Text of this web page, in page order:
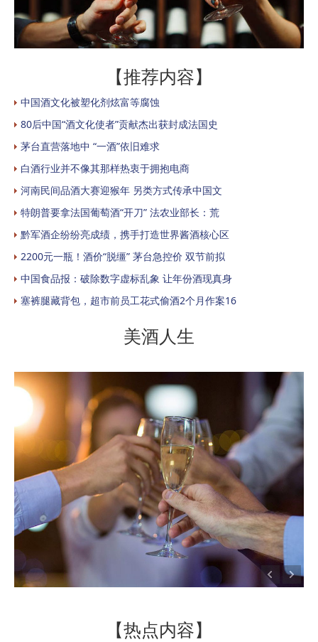
【推荐内容】
中国酒文化被塑化剂炫富等腐蚀
80后中国“酒文化使者”贡献杰出获封成法国史
茅台直营落地中 “一酒”依旧难求
白酒行业并不像其那样热衷于拥抱电商
河南民间品酒大赛迎猴年 另类方式传承中国文
特朗普要拿法国葡萄酒“开刀” 法农业部长：荒
黔军酒企纷纷亮成绩，携手打造世界酱酒核心区
2200元一瓶！酒价“脱缰” 茅台急控价 双节前拟
中国食品报：破除数字虚标乱象 让年份酒现真身
塞裤腿藏背包，超市前员工花式偷酒2个月作案16
美酒人生
【热点内容】